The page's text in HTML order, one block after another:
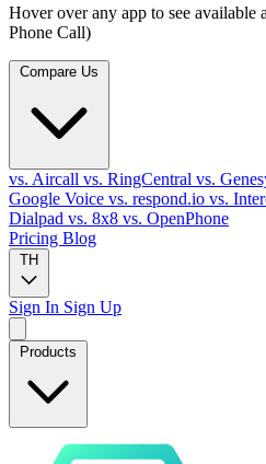
Hover over any app to see available
Phone Call)
vs. Aircall vs. RingCentral vs.
Google Voice vs. respond.io vs.
Dialpad vs. 8x8 vs. OpenPhone
Pricing Blog
TH
Sign In Sign Up
Products